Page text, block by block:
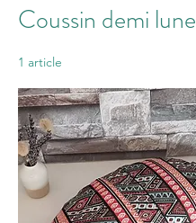
Coussin demi lune
1 article